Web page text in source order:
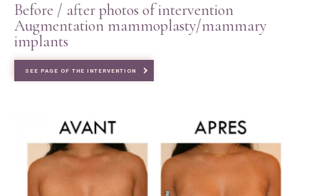
Before / after photos of intervention
Augmentation mammoplasty/mammary
implants
SEE PAGE OF THE INTERVENTION